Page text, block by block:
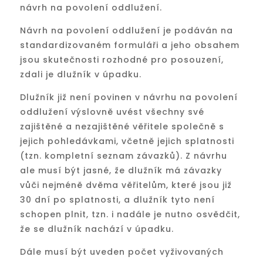
návrh na povolení oddlužení.
Návrh na povolení oddlužení je podáván na
standardizovaném formuláři a jeho obsahem
jsou skutečnosti rozhodné pro posouzení,
zdali je dlužník v úpadku.
Dlužník již není povinen v návrhu na povolení
oddlužení výslovně uvést všechny své
zajištěné a nezajištěné věřitele společně s
jejich pohledávkami, včetně jejich splatnosti
(tzn. kompletní seznam závazků). Z návrhu
ale musí být jasné, že dlužník má závazky
vůči nejméně dvěma věřitelům, které jsou již
30 dní po splatnosti, a dlužník tyto není
schopen plnit, tzn. i nadále je nutno osvědčit,
že se dlužník nachází v úpadku.
Dále musí být uveden počet vyživovaných